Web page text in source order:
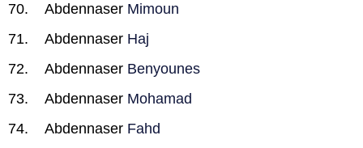
Abdennaser Mimoun
Abdennaser Haj
Abdennaser Benyounes
Abdennaser Mohamad
Abdennaser Fahd